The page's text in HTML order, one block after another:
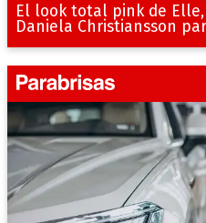
El look total pink de
Daniela Christiansson